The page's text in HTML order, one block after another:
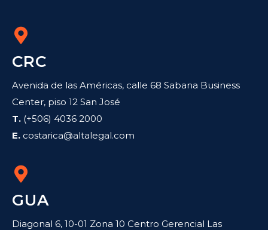
CRC
Avenida de las Américas, calle 68 Sabana Business
Center, piso 12 San José
T. (+506) 4036 2000
E. costarica@altalegal.com
GUA
Diagonal 6, 10-01 Zona 10 Centro Gerencial Las